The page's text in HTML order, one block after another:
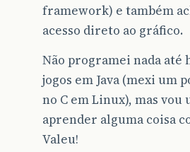
framework) e também
acesso direto ao gráfico.
Não programei nada até
jogos em Java (mexi um
no C em Linux), mas vou
aprender alguma coisa
Valeu!